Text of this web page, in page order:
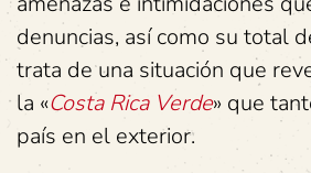
denuncias, así como su total
trata de una situación que
la «Costa Rica Verde» que
país en el exterior.